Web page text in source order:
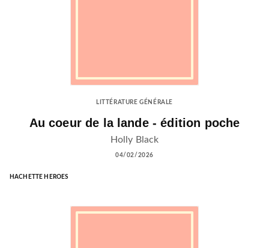
LITTÉRATURE GÉNÉRALE
Au coeur de la lande - édition poche
Holly Black
04/02/2026
HACHETTE HEROES